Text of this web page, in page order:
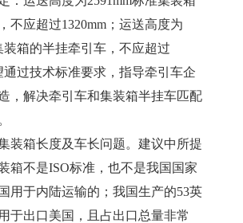
不应超过1320mm；运送高度为
装箱的半挂牵引车，不应超过
通过技术标准要求，指导牵引车企
，解决牵引车和集装箱半挂车匹配
箱长度及车长问题。建议中所提
箱不是ISO标准，也不是我国国家
用于内陆运输的；我国生产的53英
于出口美国，且占出口总量非常